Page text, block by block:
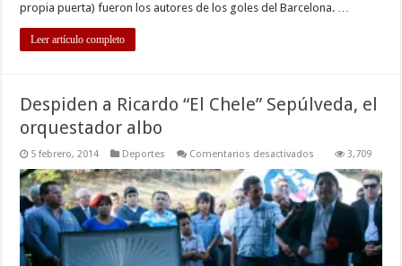
propia puerta) fueron los autores de los goles del Barcelona. …
Leer artículo completo
Despiden a Ricardo “El Chele” Sepúlveda, el
orquestador albo
5 febrero, 2014 Deportes Comentarios desactivados
a
Ricardo
“El
Chele”
Sepúlveda,
el
orquestador
albo
3,709